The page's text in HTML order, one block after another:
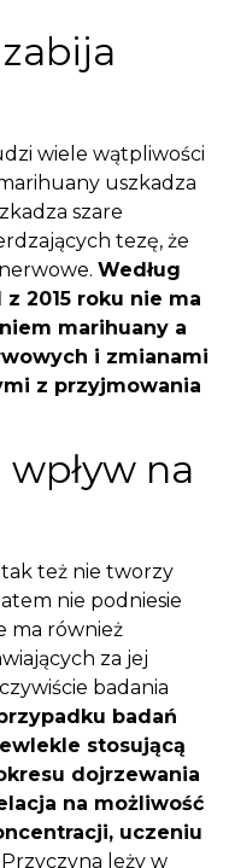
wiele wątpliwości
uszkadza
szare
tezę, że
Według
2015 roku nie ma
marihuany a
i zmianami
z przyjmowania
na
tak też nie tworzy
nie podniesie
ma również
za jej
badania
badań
stosującą
dojrzewania
na możliwość
uczeniu
Przyczyna leży w